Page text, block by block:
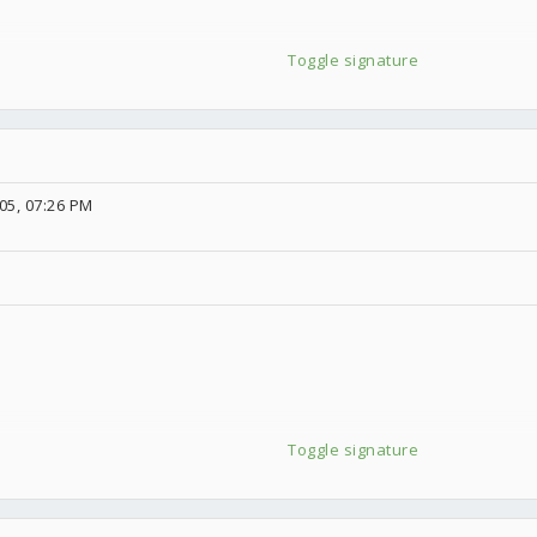
Toggle signature
07:26 PM
Toggle signature